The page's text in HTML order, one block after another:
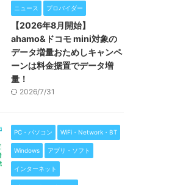
ニュース プロバイダー
【2026年8月開始】
ahamo&ドコモ mini対象の
データ増量おためしキャンペ
ーンは料金据置でデータ増
量！
2026/7/31
PC・パソコン WiFi・Network・BT
Windows アプリ・ソフト
インターネット